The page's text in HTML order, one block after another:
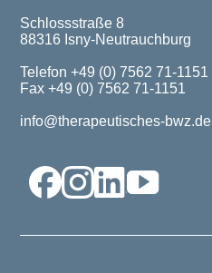
Schlossstraße 8
88316 Isny-Neutrauchburg
Telefon +49 (0) 7562 71-1151
Fax +49 (0) 7562 71-1151
info@therapeutisches-bwz.de